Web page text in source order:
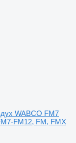
WABCO FM7
FM12, FM, FMX